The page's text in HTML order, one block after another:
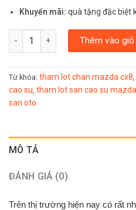
Khuyến mãi: quà tặng đặc biệt
THẢM LÓT SÀN Ô TÔThêm vào giỏ
Từ khóa: tham lot chan mazda cx8
cao su tham lot san cao su
san oto
MÔ TẢ
ĐÁNH GIÁ (0)
Trên thị trường hiện nay có rất